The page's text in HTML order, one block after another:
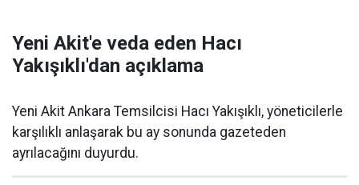
Yeni Akit'e veda eden Hacı
Yakışıklı'dan açıklama
Yeni Akit Ankara Temsilcisi Hacı Yakışıklı, yöneticilerle
karşılıklı anlaşarak bu ay sonunda gazeteden
ayrılacağını duyurdu.